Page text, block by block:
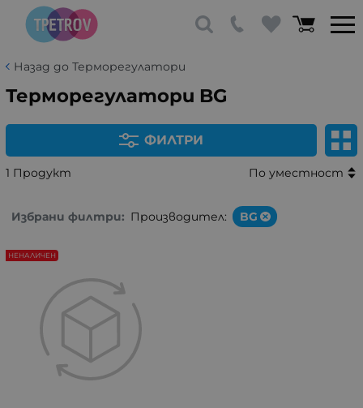
Назад до Терморегулатори
Терморегулатори BG
ФИЛТРИ
1 Продукт По уместност
Избрани филтри: Производител: BG
НЕНАЛИЧЕН